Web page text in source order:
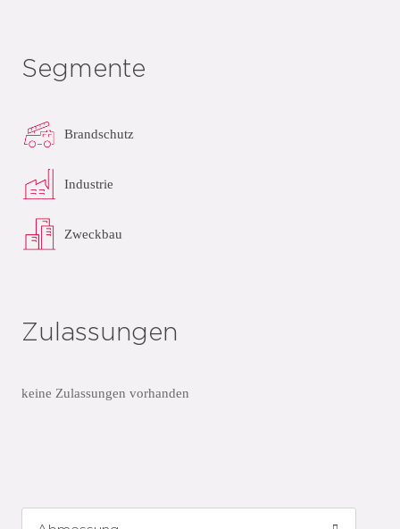
Segmente
Brandschutz
Industrie
Zweckbau
Zulassungen
keine Zulassungen vorhanden